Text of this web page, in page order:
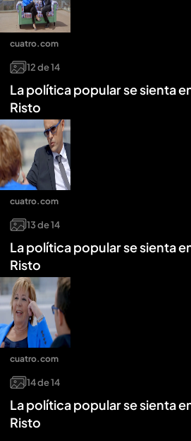
12de14
La política popular se sienta
Risto
cuatro.com
13de14
La política popular se sienta
Risto
cuatro.com
14de14
La política popular se sienta
Risto
cuatro.com